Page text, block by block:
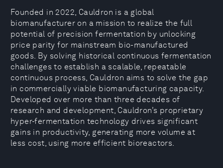
Founded in 2022, Cauldron is a global
biomanufacturer on a mission to realize the full
potential of precision fermentation by unlocking
price parity for mainstream bio-manufactured
goods. By solving historical continuous fermentation
challenges to establish a scalable, repeatable
continuous process, Cauldron aims to solve the gap
in commercially viable biomanufacturing capacity.
Developed over more than three decades of
research and development, Cauldron’s proprietary
hyper-fermentation technology drives significant
gains in productivity, generating more volume at
less cost, using more efficient bioreactors.